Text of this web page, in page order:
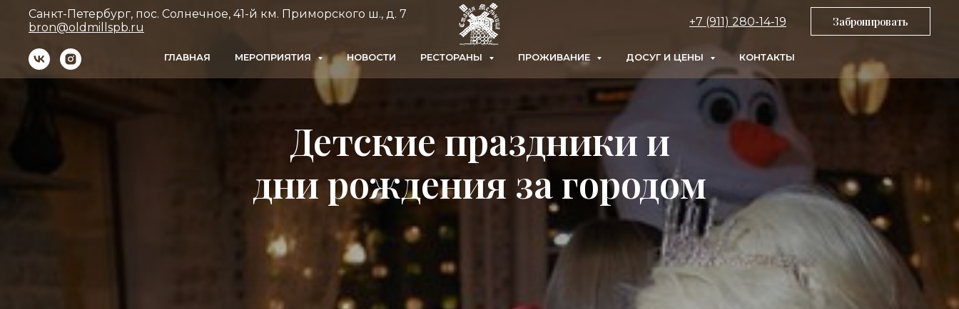
Санкт-Петербург, пос. Солнечное, 41-й км. Приморского ш., д. 7
bron@oldmillspb.ru
+7 (911) 280-14-19 Забронировать
ГЛАВНАЯ МЕРОПРИЯТИЯ НОВОСТИ РЕСТОРАНЫ ПРОЖИВАНИЕ ДОСУГ И ЦЕНЫ КОНТАКТЫ
Детские праздники и
дни рождения за городом